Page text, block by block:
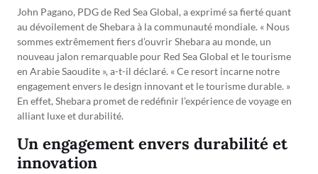
John Pagano, PDG de Red Sea Global, a exprimé sa fierté quant
au dévoilement de Shebara à la communauté mondiale. « Nous
sommes extrêmement fiers d’ouvrir Shebara au monde, un
nouveau jalon remarquable pour Red Sea Global et le tourisme
en Arabie Saoudite », a-t-il déclaré. « Ce resort incarne notre
engagement envers le design innovant et le tourisme durable. »
En effet, Shebara promet de redéfinir l’expérience de voyage en
alliant luxe et durabilité.
Un engagement envers durabilité et
innovation